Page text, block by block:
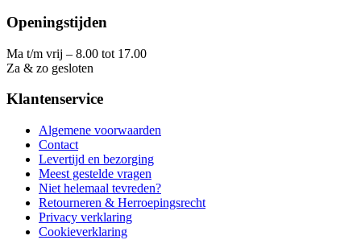
Openingstijden
Ma t/m vrij – 8.00 tot 17.00
Za & zo gesloten
Klantenservice
Algemene voorwaarden
Contact
Levertijd en bezorging
Meest gestelde vragen
Niet helemaal tevreden?
Retourneren & Herroepingsrecht
Privacy verklaring
Cookieverklaring